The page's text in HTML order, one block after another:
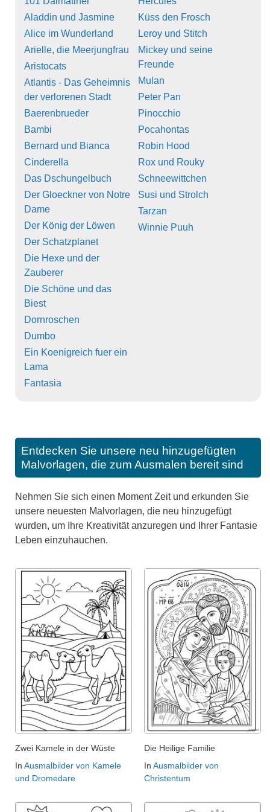
Aladdin und Jasmine
Alice im Wunderland
Arielle, die Meerjungfrau
Aristocats
Atlantis - Das Geheimnis
der verlorenen Stadt
Baerenbrueder
Bambi
Bernard und Bianca
Cinderella
Das Dschungelbuch
Der Gloeckner von Notre
Dame
Der König der Löwen
Der Schatzplanet
Die Hexe und der
Zauberer
Die Schöne und das
Biest
Dornroschen
Dumbo
Ein Koenigreich fuer ein
Lama
Fantasia
Küss den Frosch
Leroy und Stitch
Mickey und seine
Freunde
Mulan
Peter Pan
Pinocchio
Pocahontas
Robin Hood
Rox und Rouky
Schneewittchen
Susi und Strolch
Tarzan
Winnie Puuh
Entdecken Sie unsere neu hinzugefügten
Malvorlagen, die zum Ausmalen bereit sind
Nehmen Sie sich einen Moment Zeit und erkunden Sie
unsere neuesten Malvorlagen, die neu hinzugefügt
wurden, um Ihre Kreativität anzuregen und Ihrer Fantasie
Leben einzuhauchen.
Zwei Kamele in der Wüste
In Ausmalbilder von Kamele
und Dromedare
Die Heilige Familie
In Ausmalbilder von
Christentum